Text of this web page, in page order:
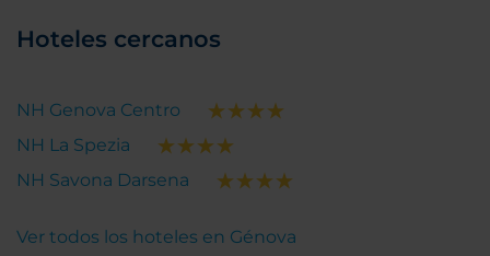
Hoteles cercanos
NH Genova Centro
NH La Spezia
NH Savona Darsena
Ver todos los hoteles en Génova